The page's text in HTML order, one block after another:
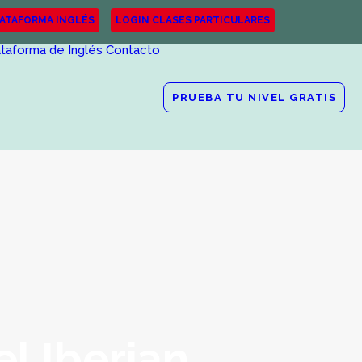
INGLÉS LOGIN CLASES PARTICULARES
de Inglés Contacto
PRUEBA TU NIVEL GRATIS